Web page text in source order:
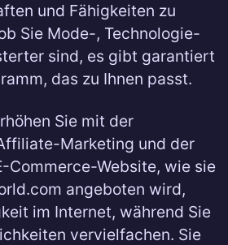
und Fähigkeiten zu
Sie Mode-, Technologie-
sind, es gibt garantiert
das zu Ihnen passt.
Sie mit der
Marketing und der
Commerce-Website, wie sie
angeboten wird,
im Internet, während Sie
vervielfachen. Sie